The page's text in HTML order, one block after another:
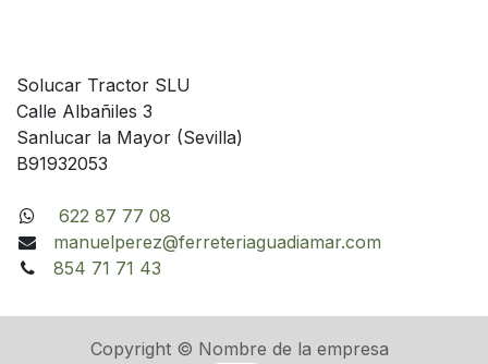
Solucar Tractor SLU
Calle Albañiles 3
Sanlucar la Mayor (Sevilla)
B91932053
622 87 77 08
manuelperez@ferreteriaguadiamar.com
854 71 71 43
Copyright © Nombre de la empresa